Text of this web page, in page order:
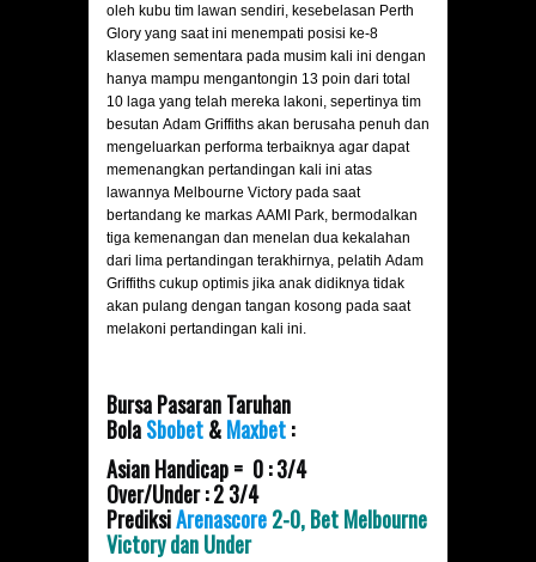
oleh kubu tim lawan sendiri, kesebelasan Perth
Glory yang saat ini menempati posisi ke-8
klasemen sementara pada musim kali ini dengan
hanya mampu mengantongin 13 poin dari total
10 laga yang telah mereka lakoni, sepertinya tim
besutan Adam Griffiths akan berusaha penuh dan
mengeluarkan performa terbaiknya agar dapat
memenangkan pertandingan kali ini atas
lawannya Melbourne Victory pada saat
bertandang ke markas AAMI Park, bermodalkan
tiga kemenangan dan menelan dua kekalahan
dari lima pertandingan terakhirnya, pelatih Adam
Griffiths cukup optimis jika anak didiknya tidak
akan pulang dengan tangan kosong pada saat
melakoni pertandingan kali ini.
Bursa Pasaran Taruhan
BolaSbobet&Maxbet:
Asian Handicap = 0 : 3/4
Over/Under : 2 3/4
PrediksiArenascore2-0, Bet Melbourne
Victory dan Under